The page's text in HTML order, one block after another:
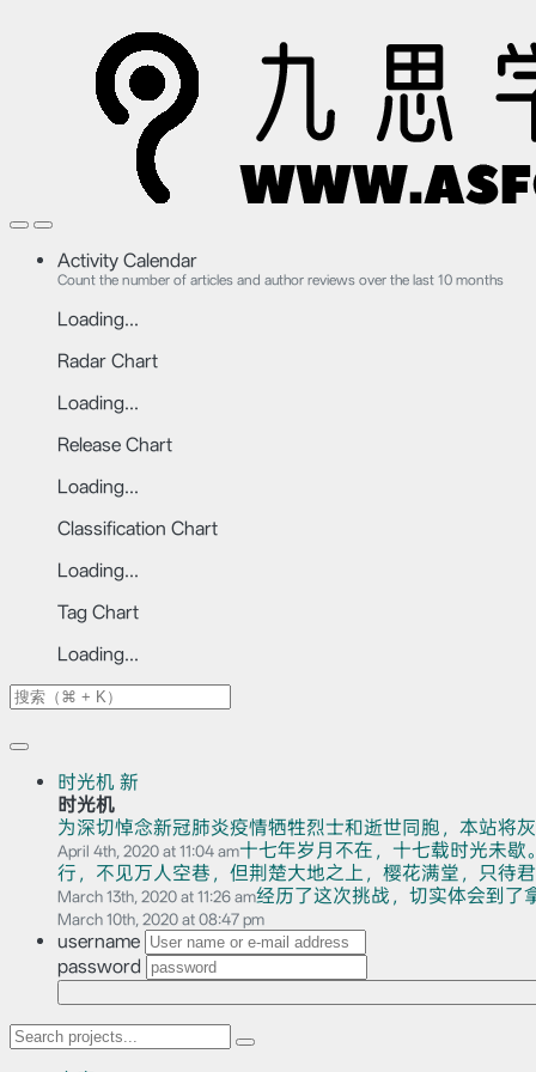
Activity Calendar
Count the number of articles and author reviews over the last 10 months
Loading...
Radar Chart
Loading...
Release Chart
Loading...
Classification Chart
Loading...
Tag Chart
Loading...
时光机 新
时光机
为深切悼念新冠肺炎疫情牺牲烈士和逝世同胞，本站将
April 4th, 2020 at 11:04 am十七年岁月不在，十七载时光未
行，不见万人空巷，但荆楚大地之上，樱花满堂，只待
March 13th, 2020 at 11:26 am经历了这次挑战，切实体会到了
March 10th, 2020 at 08:47 pm
username
password